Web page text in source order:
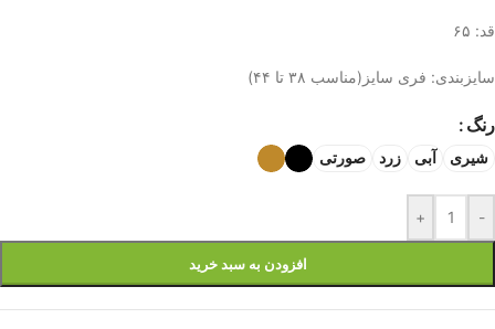
قد: ۶۵
سایزبندی: فری سایز(مناسب ۳۸ تا ۴۴)
رنگ
شیری آبی زرد صورتی
-
+
افزودن به سبد خرید